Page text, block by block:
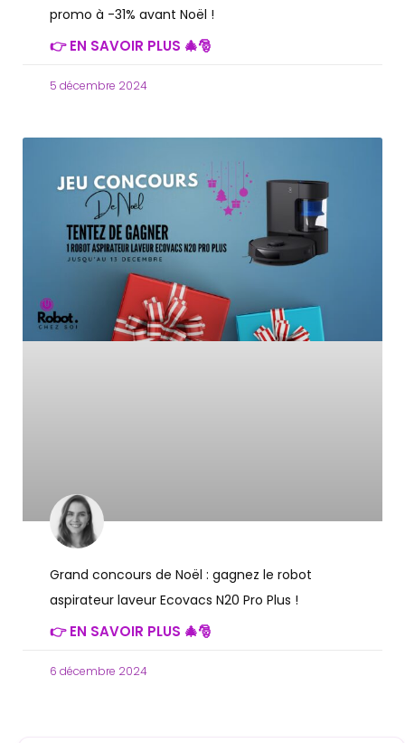
promo à -31% avant Noël !
👉 EN SAVOIR PLUS 🎄🎅
5 décembre 2024
Grand concours de Noël : gagnez le robot
aspirateur laveur Ecovacs N20 Pro Plus !
👉 EN SAVOIR PLUS 🎄🎅
6 décembre 2024